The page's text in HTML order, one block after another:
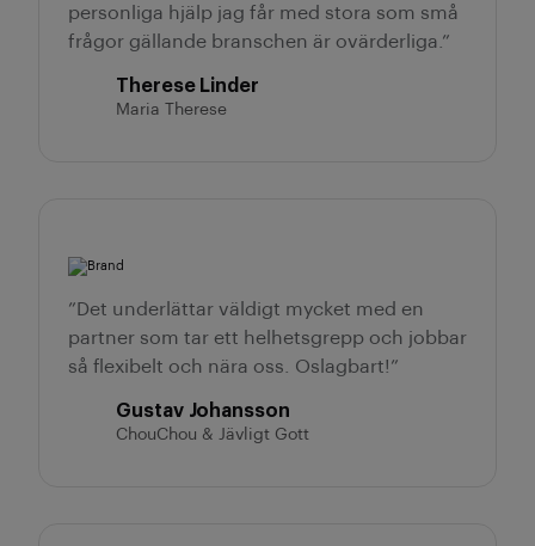
personliga hjälp jag får med stora som små
frågor gällande branschen är ovärderliga.”
Therese Linder
Maria Therese
”Det underlättar väldigt mycket med en
partner som tar ett helhetsgrepp och jobbar
så flexibelt och nära oss. Oslagbart!”
Gustav Johansson
ChouChou & Jävligt Gott